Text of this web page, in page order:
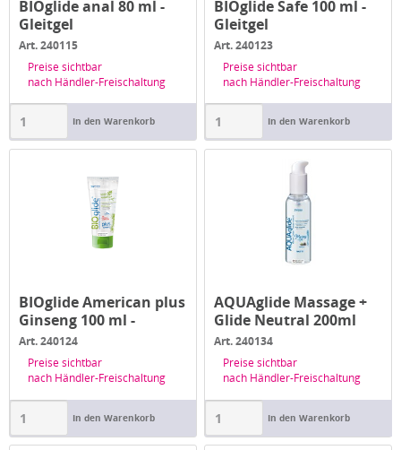
BIOglide anal 80 ml -
Gleitgel
Art. 240115
Preise sichtbar
nach Händler-Freischaltung
In den Warenkorb
BIOglide Safe 100 ml -
Gleitgel
Art. 240123
Preise sichtbar
nach Händler-Freischaltung
In den Warenkorb
BIOglide American plus
Ginseng 100 ml -
Gleitgel
Art. 240124
Preise sichtbar
nach Händler-Freischaltung
In den Warenkorb
AQUAglide Massage +
Glide Neutral 200ml
Spender...
Art. 240134
Preise sichtbar
nach Händler-Freischaltung
In den Warenkorb